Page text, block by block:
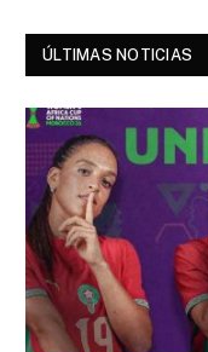
ÚLTIMAS NOTICIAS